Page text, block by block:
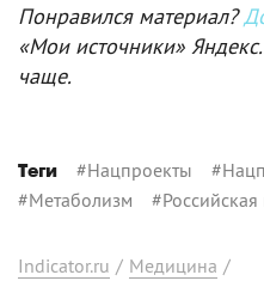
Понравился материал?
«Мои источники»
чаще.
Теги #Нацпроекты #
#Метаболизм #Российская
Indicator.ru / Медицина /